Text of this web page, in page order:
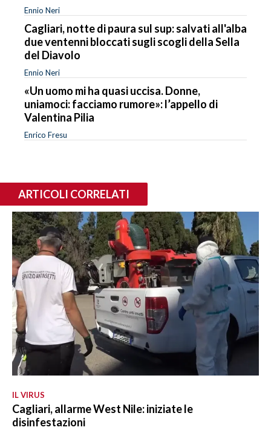
Ennio Neri
Cagliari, notte di paura sul sup: salvati all'alba
due ventenni bloccati sugli scogli della Sella
del Diavolo
Ennio Neri
«Un uomo mi ha quasi uccisa. Donne,
uniamoci: facciamo rumore»: l’appello di
Valentina Pilia
Enrico Fresu
ARTICOLI CORRELATI
IL VIRUS
Cagliari, allarme West Nile: iniziate le
disinfestazioni